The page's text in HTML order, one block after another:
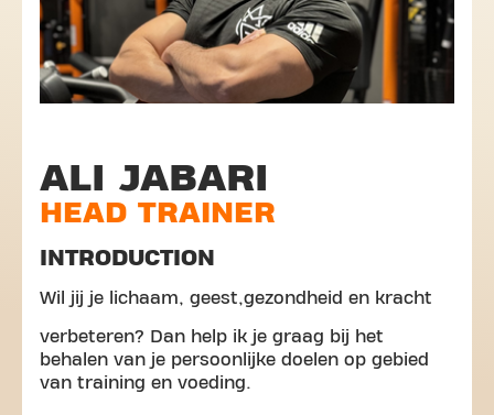
ALI JABARI
HEAD TRAINER
INTRODUCTION
Wil jij je lichaam, geest,gezondheid en kracht
verbeteren? Dan help ik je graag bij het
behalen van je persoonlijke doelen op gebied
van training en voeding.